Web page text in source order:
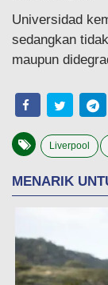
Universidad
sedangkan
maupun
Liverpool